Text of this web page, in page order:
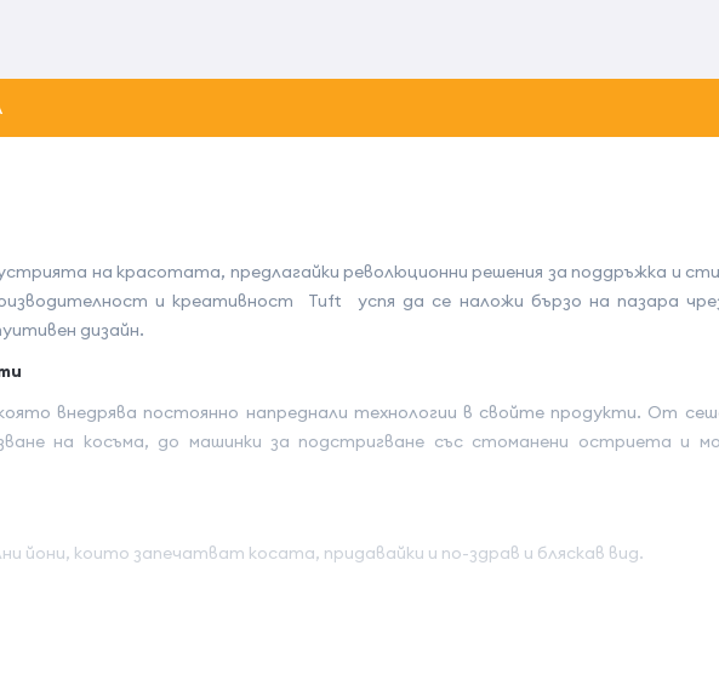
на красотата, предлагайки революционни решения за поддръжка и
и креативност Tuft успя да се наложи бързо на пазара
дизайн.
внедрява постоянно напреднали технологии в свойте продукти. От
на косъма, до машинки за подстригване със стоманени остриета и
които запечатват косата, придавайки и по-здрав и бляскав вид.
или върху много тънка и деликатна коса.